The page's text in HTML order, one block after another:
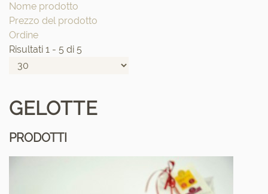
Nome prodotto
Prezzo del prodotto
Ordine
Risultati 1 - 5 di 5
GELOTTE
PRODOTTI